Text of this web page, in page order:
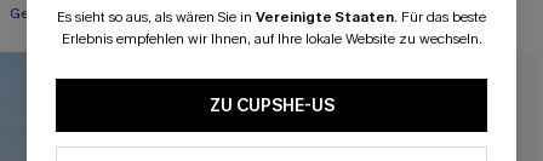
Gesmokt A-Linien
Es sieht so aus, als wären Sie in Vereinigte Staaten. Für das beste
Erlebnis empfehlen wir Ihnen, auf Ihre lokale Website zu wechseln.
ZU CUPSHE-US